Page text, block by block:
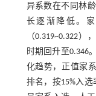
异系数在不同林
长逐渐降低。
（0.319~0.322）
时期回升至0.346
化趋势，正值家
排名，按15%入选